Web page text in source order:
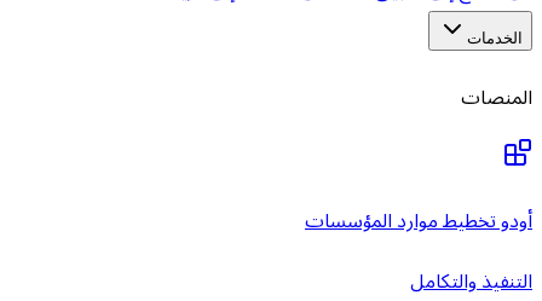
الخدمات
المنصات
أودو تخطيط موارد المؤسسات
التنفيذ والتكامل